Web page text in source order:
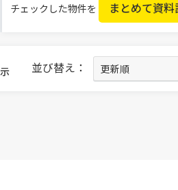
チェックした物件を まとめて資料
並び替え：